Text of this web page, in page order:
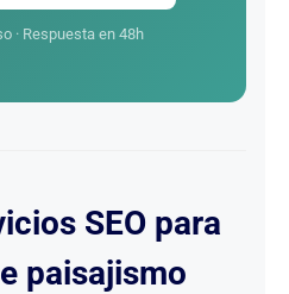
· Respuesta en 48h
SEO para
paisajismo